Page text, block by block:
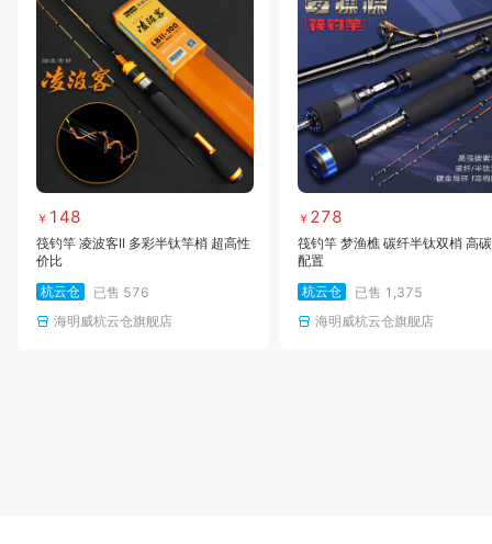
￥ 148
筏钓竿 凌波客II 多彩半钛竿梢 超高性
价比
杭云仓
已售 576
海明威杭云仓旗舰店
￥ 278
筏钓竿 梦渔樵 碳纤半钛双梢 高
配置
杭云仓
已售 1,375
海明威杭云仓旗舰店